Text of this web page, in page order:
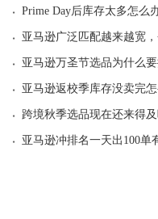
· Prime Day后库存太多怎么
· 亚马逊广泛匹配越来越宽
· 亚马逊万圣节选品为什么
· 亚马逊返校季库存没卖完
· 跨境秋季选品现在还来得
· 亚马逊冲排名一天出100单